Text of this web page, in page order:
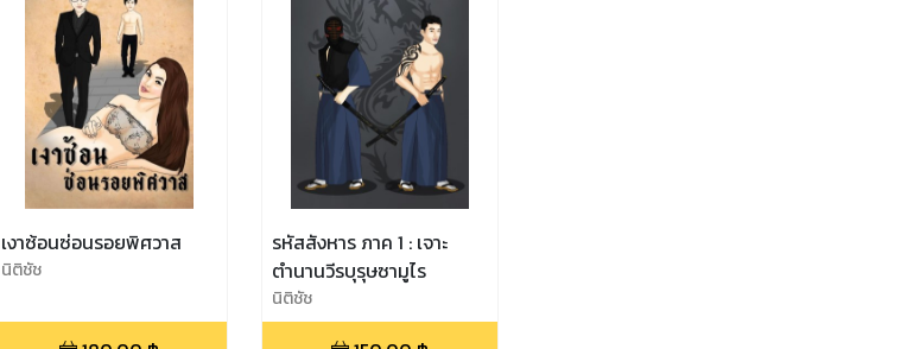
เงาซ้อนซ่อนรอยพิศวาส
นิติชัช
รหัสสังหาร ภาค 1 : เจาะ
ตำนานวีรบุรุษซามูไร
นิติชัช